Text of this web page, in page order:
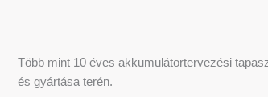
Több mint 10 éves akkumulátortervezési
és gyártása terén.